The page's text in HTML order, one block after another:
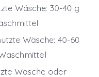
Wäsche: 30-40 g
Wäsche: 40-60
Wäsche oder